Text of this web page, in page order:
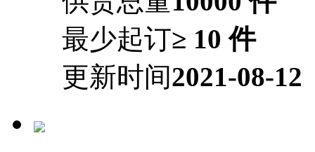
最少起订≥ 10 件
更新时间2021-08-12